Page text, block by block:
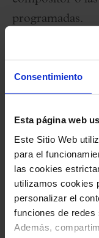
Consentimiento
Esta página web
Este Sitio Web
para el
las cookies
utilizamos cookies
personalizar el
funciones de redes
Además,
programadas.
27 Mayo 2026
Miércoles19:00 h
Sala Petit Palau
Ciclo:
L'Hivernacle
Organiza:
Música
Duración: 45